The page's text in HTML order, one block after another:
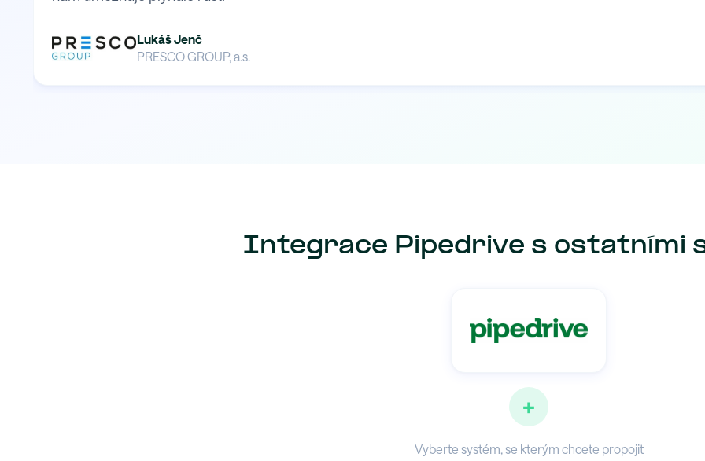
Lukáš Jenč
PRESCO GROUP, a.s.
Integrace Pipedrive s ostatními
+
Vyberte systém, se kterým chcete propojit